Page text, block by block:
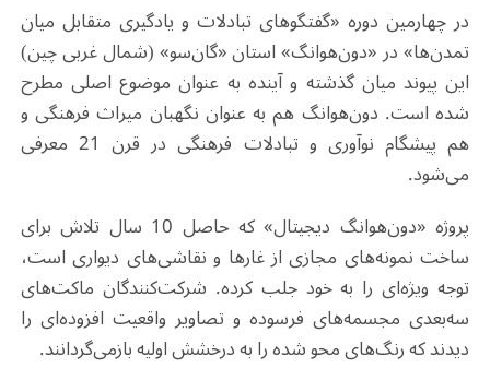
در چهارمین دوره «گفتگوهای تبادلات و یادگیری متقابل میان
تمدن‌ها» در «دون‌هوانگ» استان «گان‌سو» (شمال غربی چین)
این پیوند میان گذشته و آینده به عنوان موضوع اصلی مطرح
شده است. دون‌هوانگ هم به عنوان نگهبان میراث فرهنگی و
هم پیشگام نوآوری و تبادلات فرهنگی در قرن 21 معرفی
می‌شود.
پروژه «دون‌هوانگ دیجیتال» که حاصل 10 سال تلاش برای
ساخت نمونه‌های مجازی از غارها و نقاشی‌های دیواری است،
توجه ویژه‌ای را به خود جلب کرده. شرکت‌کنندگان ماکت‌های
سه‌بعدی مجسمه‌های فرسوده و تصاویر واقعیت افزوده‌ای را
دیدند که رنگ‌های محو شده را به درخشش اولیه بازمی‌گردانند.